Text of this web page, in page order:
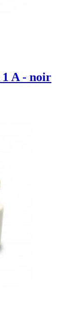
1 A - noir